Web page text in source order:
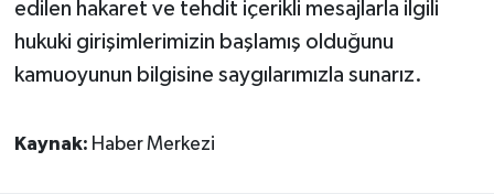
edilen hakaret ve tehdit içerikli mesajlarla ilgili
hukuki girişimlerimizin başlamış olduğunu
kamuoyunun bilgisine saygılarımızla sunarız.
Kaynak: Haber Merkezi